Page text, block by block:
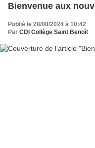
Bienvenue aux
Publié le 28/08/2024 à 10:42
Par CDI Collège Saint Benoît